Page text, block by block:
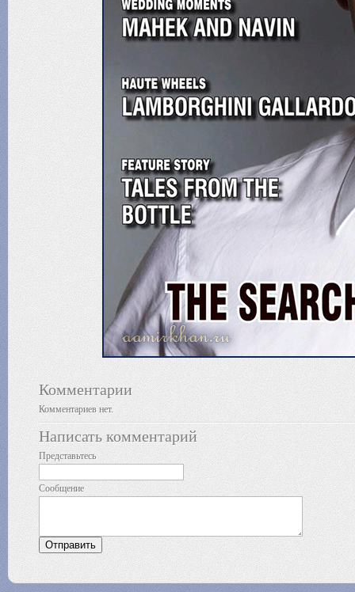
Комментарии
Комментариев нет.
Написать комментарий
Представьтесь
Сообщение